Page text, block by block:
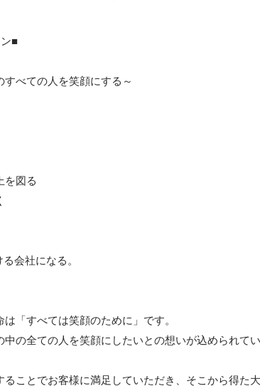
■
べての人を笑顔にする～
を図る
会社になる。
「すべては笑顔のために」です。
の全ての人を笑顔にしたいとの想いが込められてい
ことでお客様に満足していただき、そこから得た